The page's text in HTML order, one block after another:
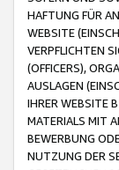
HAFTUNG FÜR
WEBSITE
VERPFLICHTEN
(OFFICERS),
AUSLAGEN
IHRER WEBSITE
MATERIALS MIT
BEWERBUNG
NUTZUNG DER